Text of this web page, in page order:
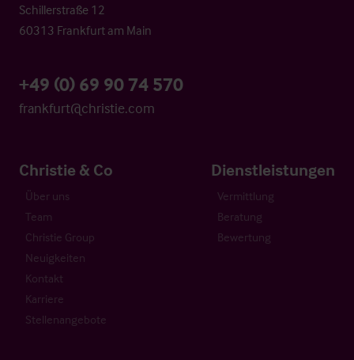
Schillerstraße 12
60313 Frankfurt am Main
+49 (0) 69 90 74 570
frankfurt@christie.com
Christie & Co
Über uns
Team
Christie Group
Neuigkeiten
Kontakt
Karriere
Stellenangebote
Dienstleistungen
Vermittlung
Beratung
Bewertung